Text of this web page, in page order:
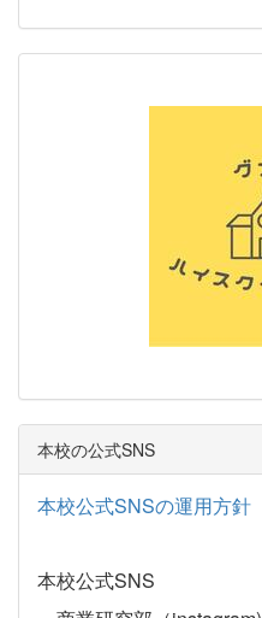
本校の公式SNS
本校公式SNSの運用方針
本校公式SNS